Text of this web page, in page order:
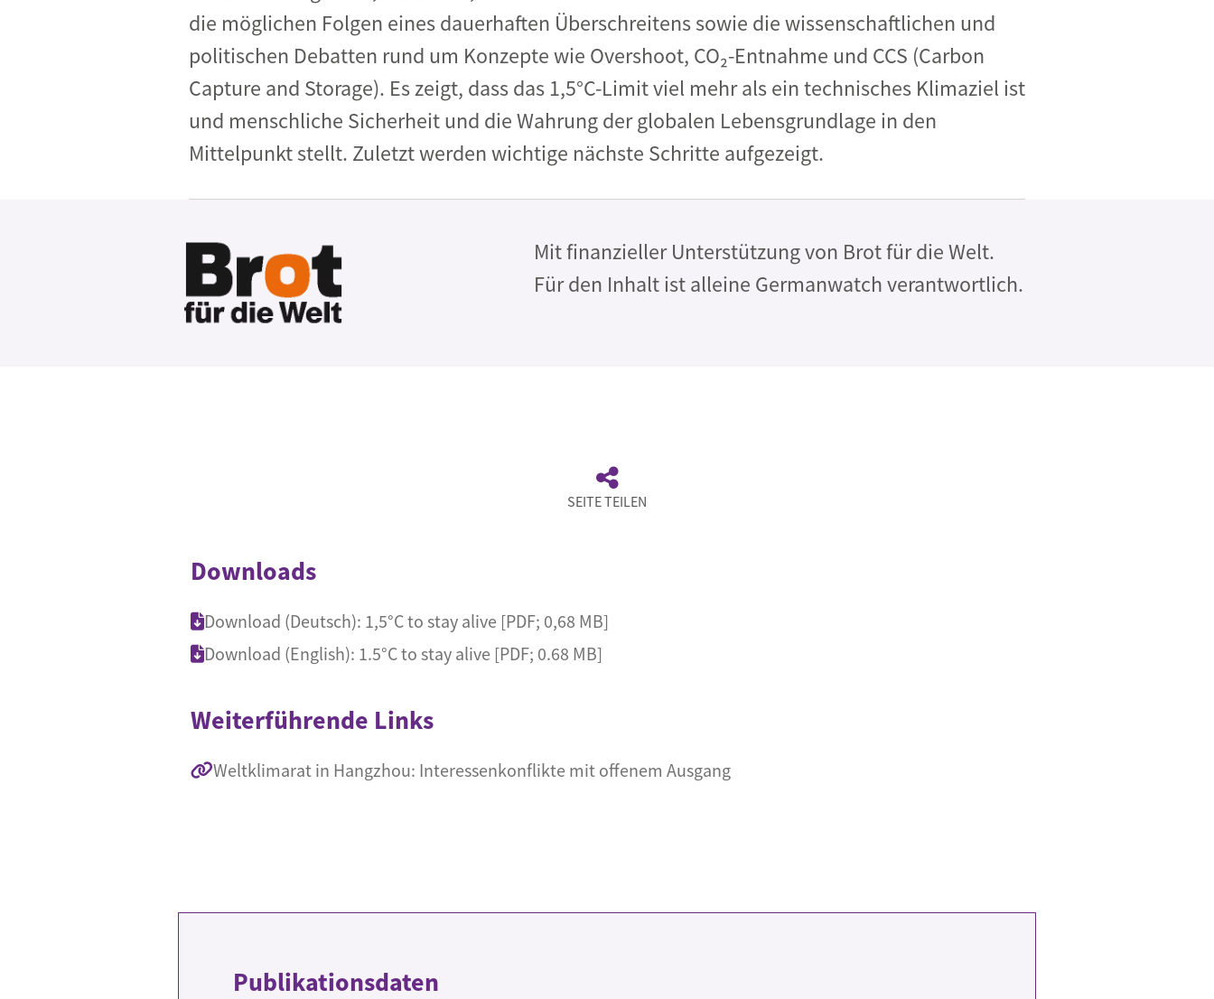
die möglichen Folgen eines dauerhaften Überschreitens sowie die wissenschaftlichen und
politischen Debatten rund um Konzepte wie Overshoot, CO₂-Entnahme und CCS (Carbon
Capture and Storage). Es zeigt, dass das 1,5°C-Limit viel mehr als ein technisches Klimaziel ist
und menschliche Sicherheit und die Wahrung der globalen Lebensgrundlage in den
Mittelpunkt stellt. Zuletzt werden wichtige nächste Schritte aufgezeigt.
Mit finanzieller Unterstützung von Brot für die Welt.
Für den Inhalt ist alleine Germanwatch verantwortlich.
SEITE TEILEN
Downloads
Download (Deutsch): 1,5°C to stay alive [PDF; 0,68 MB]
Download (English): 1.5°C to stay alive [PDF; 0.68 MB]
Weiterführende Links
Weltklimarat in Hangzhou: Interessenkonflikte mit offenem Ausgang
Publikationsdaten